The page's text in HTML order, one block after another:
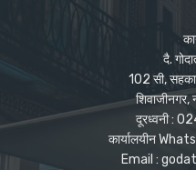
दै.
102 सी,
दूरध्वनी :
कार्यालयीन
Email :